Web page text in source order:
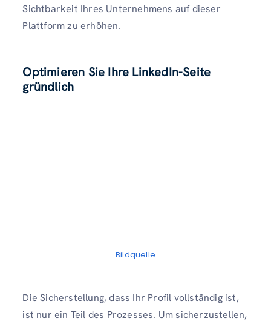
Sichtbarkeit Ihres Unternehmens auf dieser
Plattform zu erhöhen.
Optimieren Sie Ihre LinkedIn-Seite
gründlich
Bildquelle
Die Sicherstellung, dass Ihr Profil vollständig ist,
ist nur ein Teil des Prozesses. Um sicherzustellen,